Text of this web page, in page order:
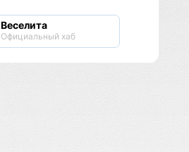
Веселита
Официальный хаб